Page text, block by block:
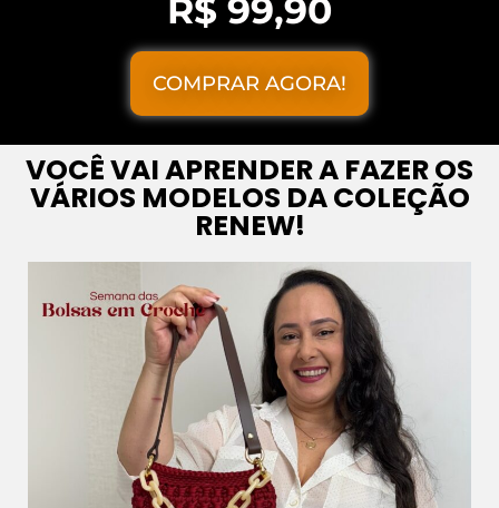
R$ 99,90
COMPRAR AGORA!
VOCÊ VAI APRENDER A FAZER OS
VÁRIOS MODELOS DA COLEÇÃO
RENEW!